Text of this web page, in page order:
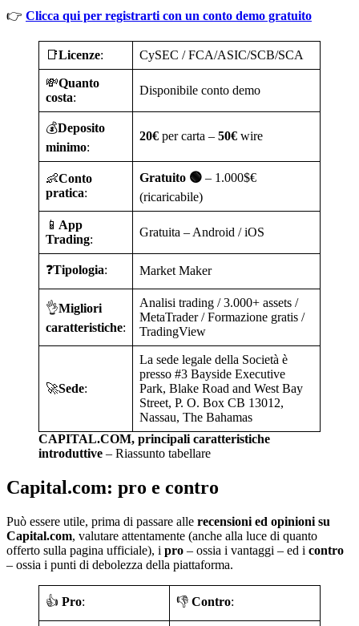
👉 Clicca qui per registrarti con un conto demo gratuito
📑Licenze: CySEC / FCA/ASIC/SCB/SCA
💸Quanto
costa:
Disponibile conto demo
💰Deposito
minimo:
20€ per carta – 50€ wire
👶Conto
pratica:
Gratuito 🟢 – 1.000$€
(ricaricabile)
📱 App
Trading:
Gratuita – Android / iOS
❓Tipologia: Market Maker
👌Migliori
caratteristiche:
Analisi trading / 3.000+ assets /
MetaTrader / Formazione gratis /
TradingView
🚀Sede:
La sede legale della Società è
presso #3 Bayside Executive
Park, Blake Road and West Bay
Street, P. O. Box CB 13012,
Nassau, The Bahamas
CAPITAL.COM, principali caratteristiche
introduttive – Riassunto tabellare
Capital.com: pro e contro
Può essere utile, prima di passare alle recensioni ed opinioni su
Capital.com, valutare attentamente (anche alla luce di quanto
offerto sulla pagina ufficiale), i pro – ossia i vantaggi – ed i contro
– ossia i punti di debolezza della piattaforma.
👍 Pro: 👎 Contro: